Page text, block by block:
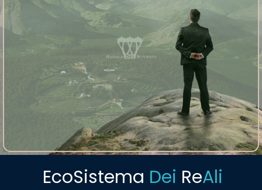
EcoSistema Dei ReAli